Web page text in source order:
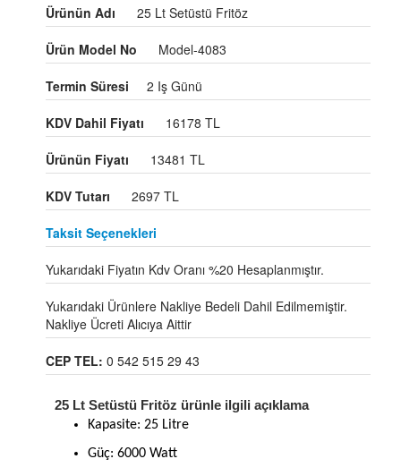
Ürünün Adı 25 Lt Setüstü Fritöz
Ürün Model No Model-4083
Termin Süresi 2 Iş Günü
KDV Dahil Fiyatı 16178 TL
Ürünün Fiyatı 13481 TL
KDV Tutarı 2697 TL
Taksit Seçenekleri
Yukarıdaki Fiyatın Kdv Oranı %20 Hesaplanmıştır.
Yukarıdaki Ürünlere Nakliye Bedeli Dahil Edilmemiştir.
Nakliye Ücreti Alıcıya Aittir
CEP TEL: 0 542 515 29 43
25 Lt Setüstü Fritöz ürünle ilgili açıklama
Kapasite: 25 Litre
Güç: 6000 Watt